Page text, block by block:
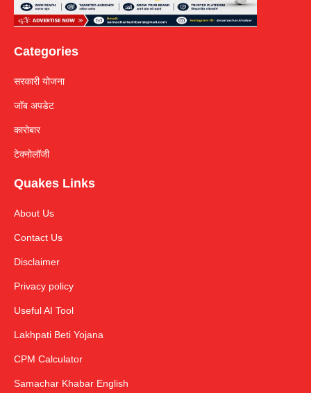
Categories
सरकारी योजना
जॉब अपडेट
कारोबार
टेक्नोलॉजी
Quakes Links
About Us
Contact Us
Disclaimer
Privacy policy
Useful AI Tool
Lakhpati Beti Yojana
CPM Calculator
Samachar Khabar English